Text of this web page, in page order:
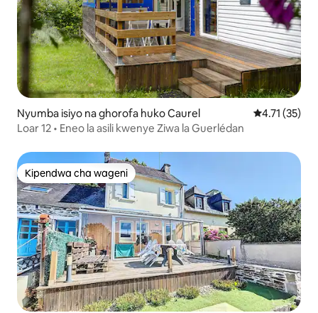
Nyumba isiyo na ghorofa huko Caurel Ukadiriaji wa
4.71 (35)
Loar 12 • Eneo la asili kwenye Ziwa la Guerlédan
Kipendwa cha wageni
Kipendwa cha wageni